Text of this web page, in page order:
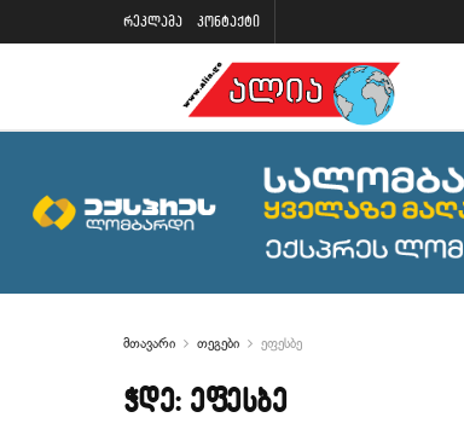
რეკლამა კონტაქტი
მთავარი თეგები ეფესბე
ჭდე: ეფესბე